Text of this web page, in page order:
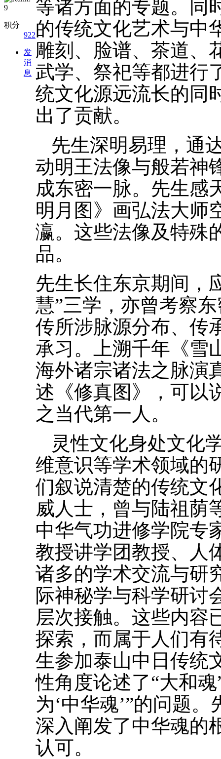
积分
922
发
消
息
等诸方面的专题。同
的传统文化艺术与中
雕刻、脸谱、茶道、
武学、祭祀等都进行
统文化源远流长的同
出了贡献。
先生深明易理，通
动明王法像与般若神
成东密一脉。先生感
明月图》画弘法大师
瀛。这些法像及特殊
品。
先生长住东京期间，
慧”三学，亦曾考察
传所涉脉源分布、传
承习。上溯千年《雪
海外诸宗诸法之脉演
述《修真图》，可以
之当代第一人。
灵性文化身处文化
维意识等学术领域的
们叙说清楚的传统文
威人士，曾与陆祖荫
中华气功进修学院专
教授讲学团教授、人
诸多的学术交流与研
际神秘学与科学研讨
层次接触。这些内容
探索，而属于人们有
生参加泰山中日传统
性角度论述了“大和
为‘中华魂’”的问题
深入阐发了中华魂的
认可。